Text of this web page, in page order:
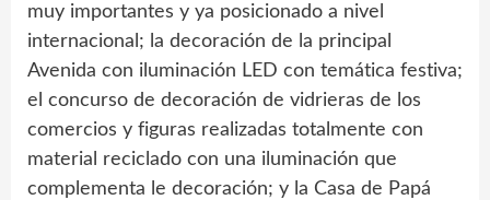
muy importantes y ya posicionado a nivel
internacional; la decoración de la principal
Avenida con iluminación LED con temática festiva;
el concurso de decoración de vidrieras de los
comercios y figuras realizadas totalmente con
material reciclado con una iluminación que
complementa le decoración; y la Casa de Papá